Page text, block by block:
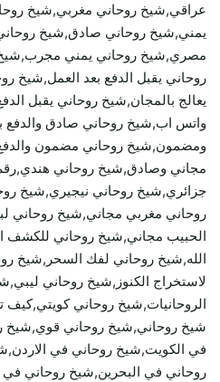
عراقي,شيخ روحاني مغربي,شيخ
يمني,شيخ روحاني صادق,شيخ
مصري,شيخ روحاني يمني مجرب,شيخ
روحاني يقبل الدفع بعد العمل,شيخ
يعالج بالمجان,شيخ روحاني يقبل
واتس اب,شيخ روحاني صادق والدفع
ومضمون,شيخ روحاني مضمون والدفع
مجاني وصادق,شيخ روحاني
جزائري,شيخ روحاني نيجيري,شيخ
روحاني مغربي مجاني,شيخ روحاني
الحبيب مجاني,شيخ روحاني للكشف
الله,شيخ روحاني لفك السحر,شيخ
لاستخراج الكنوز,شيخ روحاني
الروحانيات,شيخ روحاني
شيخ روحاني,شيخ روحاني قوي,شيخ
في الكويت,شيخ روحاني في
روحاني في البحرين,شيخ روحاني